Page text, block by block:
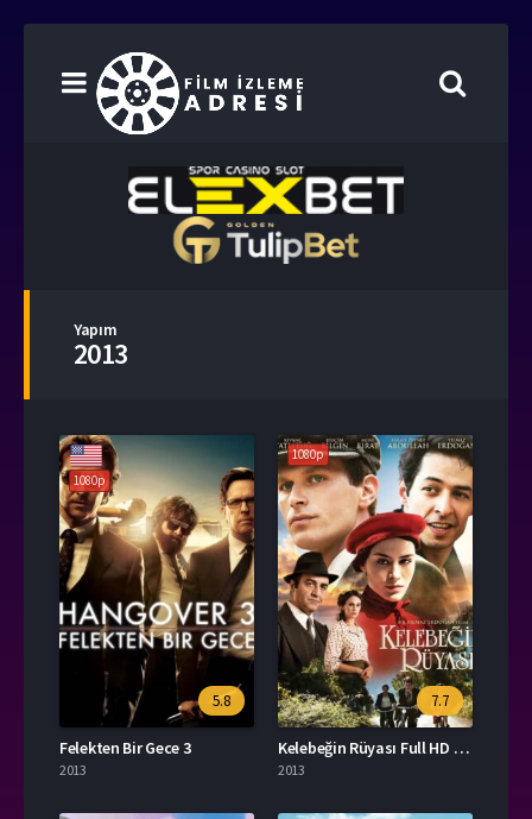
Yapım
2013
1080p
5.8
Felekten Bir Gece 3
2013
1080p
7.7
Kelebeğin Rüyası Full HD İzle
2013